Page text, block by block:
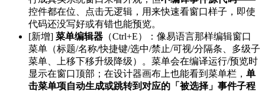
控件都在位、点击无逻辑，用来快速看窗口样子，即使
代码还没写好或有错也能预览。
[新增] 菜单编辑器 （Ctrl+E）：像易语言那样编辑窗口
菜单（标题/名称/快捷键/选中/禁止/可视/分隔条、多级子
菜单、上移下移升级降级）。菜单会在编译运行/预览时
显示在窗口顶部；在设计器画布上也能看到菜单栏， 单
击菜单项自动生成或跳转到对应的「被选择」事件子程